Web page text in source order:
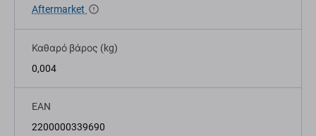
Aftermarket
Καθαρό βάρος (kg)
0,004
EAN
2200000339690